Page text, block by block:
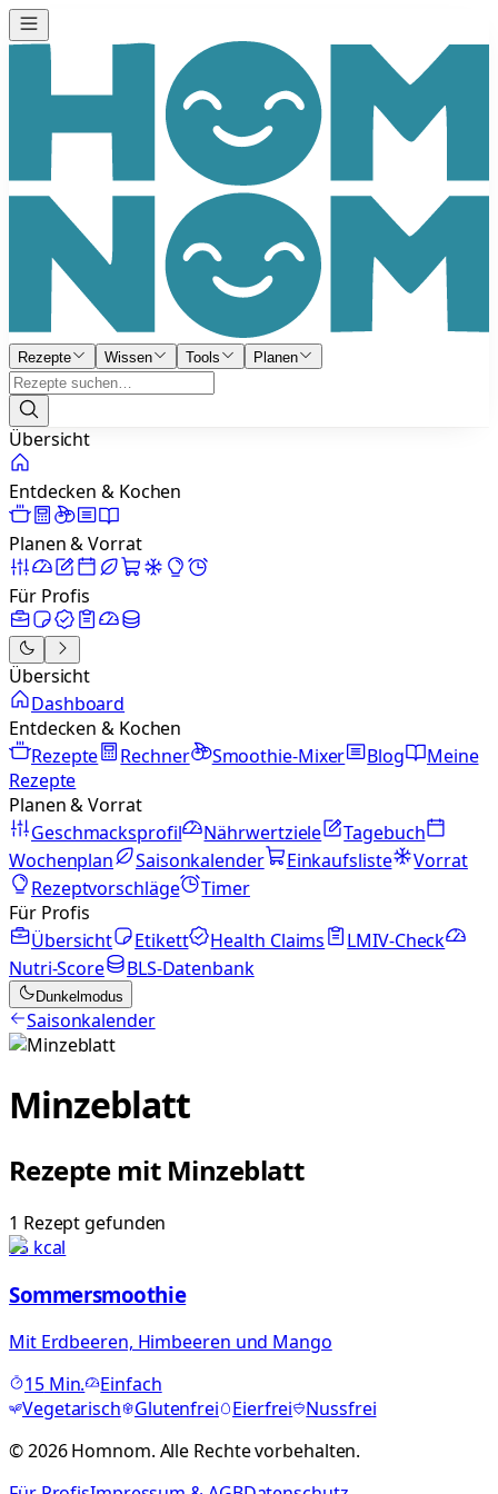
Rezepte Wissen Tools Planen
Übersicht
Entdecken & Kochen
Planen & Vorrat
Für Profis
Übersicht
Dashboard
Entdecken & Kochen
Rezepte
Rechner Smoothie-Mixer Blog
Meine
Rezepte
Planen & Vorrat
Geschmacksprofil
Nährwertziele
Tagebuch
Wochenplan
Saisonkalender Einkaufsliste
Vorrat
Rezeptvorschläge
Timer
Für Profis
Übersicht
Etikett Health Claims
LMIV-Check
Nutri-Score
BLS-Datenbank
Dunkelmodus
Saisonkalender
Minzeblatt
Rezepte mit Minzeblatt
1 Rezeptgefunden
95kcal
Sommersmoothie
Mit Erdbeeren, Himbeeren und Mango
15Min.
Einfach
Vegetarisch
Glutenfrei Eierfrei
Nussfrei
©2026Homnom. Alle Rechte vorbehalten.